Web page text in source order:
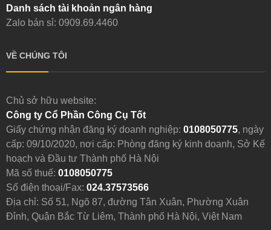
Danh sách tài khoản ngân hàng
Zalo bán sỉ: 0909.69.4460
VỀ CHÚNG TÔI
Chủ sở hữu website:
Công ty Cổ Phần Công Cụ Tốt
Giấy chứng nhận đăng ký doanh nghiệp: 0108050775, ngày
cấp: 09/10/2020, nơi cấp: Phòng đăng ký kinh doanh, Sở Kế
hoạch và Đầu tư Thành phố Hà Nội
Mã số thuế: 0108050775
Số điện thoại/Fax: 024.37573566
Địa chỉ: Số 51, Ngõ 87, đường Tân Xuân, Phường Xuân
Đỉnh, Quận Bắc Từ Liêm, Thành phố Hà Nội, Việt Nam